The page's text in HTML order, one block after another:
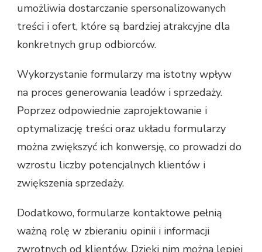
umożliwia dostarczanie spersonalizowanych
treści i ofert, które są bardziej atrakcyjne dla
konkretnych grup odbiorców.
Wykorzystanie formularzy ma istotny wpływ
na proces generowania leadów i sprzedaży.
Poprzez odpowiednie zaprojektowanie i
optymalizację treści oraz układu formularzy
można zwiększyć ich konwersję, co prowadzi do
wzrostu liczby potencjalnych klientów i
zwiększenia sprzedaży.
Dodatkowo, formularze kontaktowe pełnią
ważną rolę w zbieraniu opinii i informacji
zwrotnych od klientów. Dzięki nim można lepiej